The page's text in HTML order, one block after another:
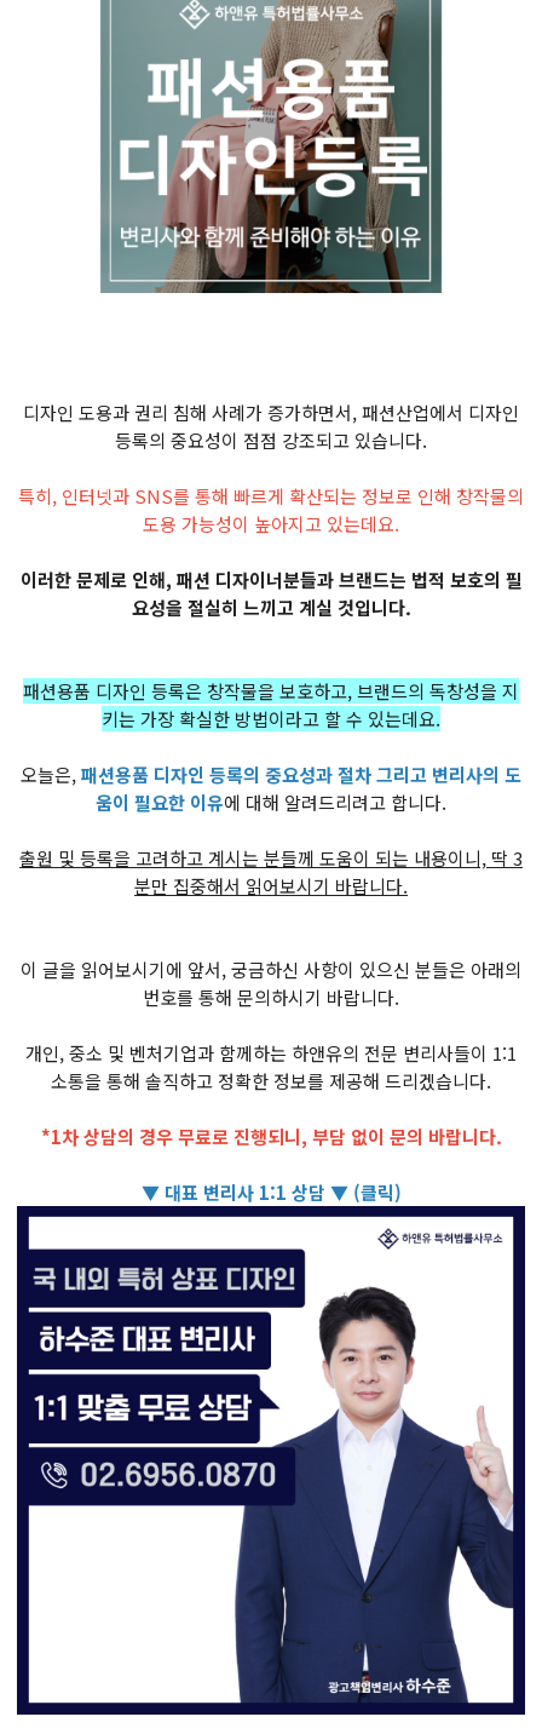
디자인 도용과 권리 침해 사례가 증가하면서, 패션산업에서 디자인
등록의 중요성이 점점 강조되고 있습니다.
특히, 인터넷과 SNS를 통해 빠르게 확산되는 정보로 인해 창작물의
도용 가능성이 높아지고 있는데요.
이러한 문제로 인해, 패션 디자이너분들과 브랜드는 법적 보호의 필
요성을 절실히 느끼고 계실 것입니다.
패션용품 디자인 등록은 창작물을 보호하고, 브랜드의 독창성을 지
키는 가장 확실한 방법이라고 할 수 있는데요.
오늘은,패션용품 디자인 등록의 중요성과 절차 그리고 변리사의 도
움이 필요한 이유에 대해 알려드리려고 합니다.
출원 및 등록을 고려하고 계시는 분들께 도움이 되는 내용이니, 딱 3
분만 집중해서 읽어보시기 바랍니다.
이 글을 읽어보시기에 앞서, 궁금하신 사항이 있으신 분들은 아래의
번호를 통해 문의하시기 바랍니다.
개인, 중소 및 벤처기업과 함께하는 하앤유의 전문 변리사들이 1:1
소통을 통해 솔직하고 정확한 정보를 제공해 드리겠습니다.
*1차 상담의 경우 무료로 진행되니, 부담 없이 문의 바랍니다.
▼ 대표 변리사 1:1 상담 ▼ (클릭)